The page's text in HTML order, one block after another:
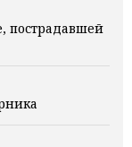
пострадавшей